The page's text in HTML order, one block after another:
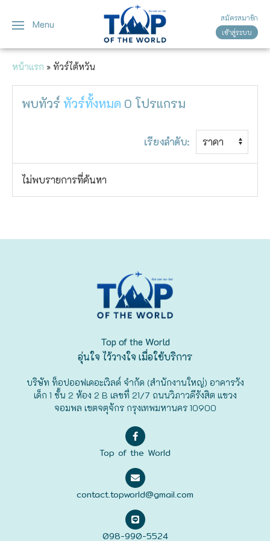
Menu
สมัครสมาชิก
เข้าสู่ระบบ
หน้าแรก » ทัวร์ไต้หวัน
พบทัวร์ ทัวร์ทั้งหมด 0 โปรแกรม
เรียงลำดับ:
ไม่พบรายการที่ค้นหา
Top of the World
อุ่นใจ ไว้วางใจ เมื่อใช้บริการ
บริษัท ท็อปออฟเดอะเวิลด์ จำกัด (สำนักงานใหญ่) อาคารวัง
เด็ก 1 ชั้น 2 ห้อง 2 B เลขที่ 21/7 ถนนวิภาวดีรังสิต แขวง
จอมพล เขตจตุจักร กรุงเทพมหานคร 10900
Top of the World
contact.topworld@gmail.com
098-990-5524
ญี่ปุ่นทัวร์ญี่ปุ่น
โอซาก้า
ซัปโปโร
ฮาโกดาเตะ
ทัวร์เวียดนาม